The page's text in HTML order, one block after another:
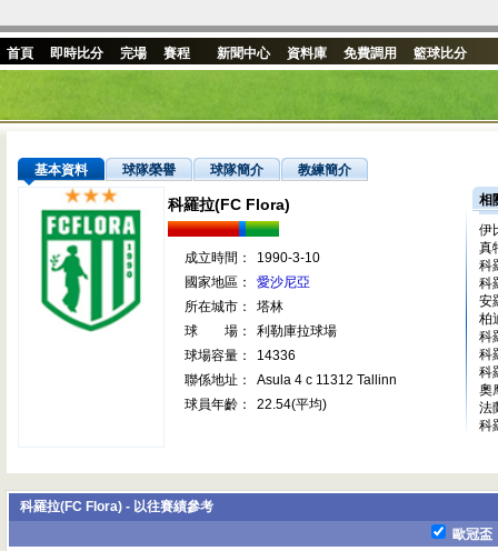
首頁 即時比分 完場 賽程 新聞中心 資料庫 免費調用 籃球比分
基本資料 球隊榮譽 球隊簡介 教練簡介
科羅拉(FC Flora)
成立時間：
1990-3-10
國家地區：
愛沙尼亞
所在城市：
塔林
球 場：
利勒庫拉球場
球場容量：
14336
聯係地址：
Asula 4 c 11312 Tallinn
球員年齡：
22.54(平均)
相
伊
真
科
科
安
柏
科
科
科
奧
法
科
科羅拉(FC Flora) - 以往賽績參考
歐冠盃